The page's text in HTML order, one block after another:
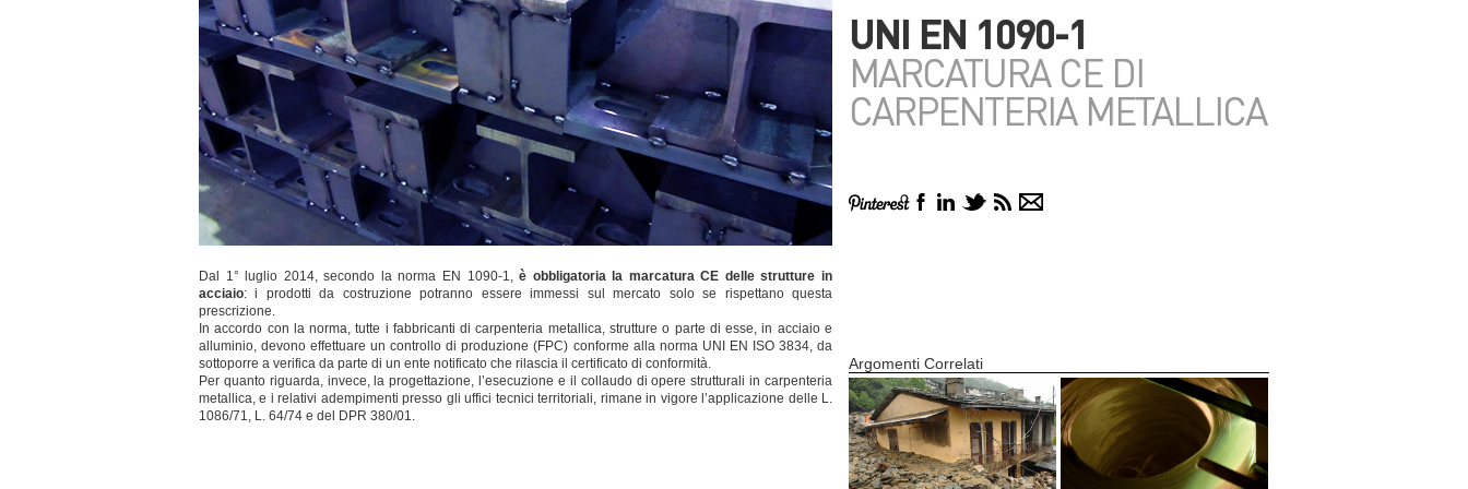
Dal 1° luglio 2014, secondo la norma EN 1090-1,è obbligatoria la marcatura CE delle strutture in
acciaio: i prodotti da costruzione potranno essere immessi sul mercato solo se rispettano questa
prescrizione.
In accordo con la norma, tutte i fabbricanti di carpenteria metallica, strutture o parte di esse, in acciaio e
alluminio, devono effettuare un controllo di produzione (FPC) conforme alla norma UNI EN ISO 3834, da
sottoporre a verifica da parte di un ente notificato che rilascia il certificato di conformità.
Per quanto riguarda, invece, la progettazione, l’esecuzione e il collaudo di opere strutturali in carpenteria
metallica, e i relativi adempimenti presso gli uffici tecnici territoriali, rimane in vigore l’applicazione delle L.
1086/71, L. 64/74 e del DPR 380/01.
UNI EN 1090-1
MARCATURA CE DI
CARPENTERIA METALLICA
Argomenti Correlati